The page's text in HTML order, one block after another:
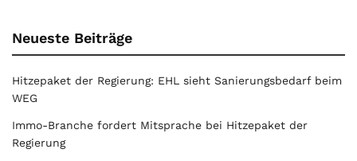
Neueste Beiträge
Hitzepaket der Regierung: EHL sieht Sanierungsbedarf beim
WEG
Immo-Branche fordert Mitsprache bei Hitzepaket der
Regierung